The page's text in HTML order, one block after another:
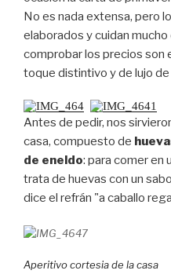
No es nada extensa, pero
elaborados y cuidan
comprobar los precios son
toque distintivo y de lujo
Antes de pedir, nos
casa, compuesto de
de eneldo: para comer en
trata de huevas con un
dice el refrán "a caballo
Aperitivo cortesia de la casa